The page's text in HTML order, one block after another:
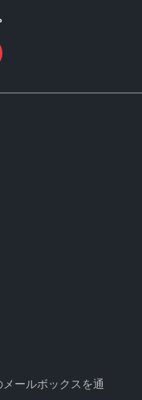
ールボックスを通